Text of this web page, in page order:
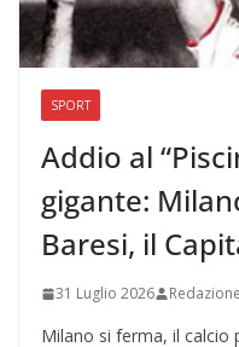
SPORT
Addio al
gigante:
Baresi, il
31 Luglio 2026
Milano si ferma, il calcio